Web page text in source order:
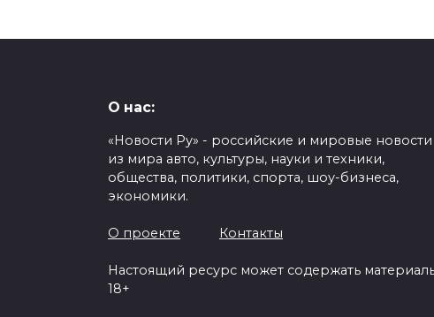
О нас:
«Новости Ру» - российские и мировые новости
из мира авто, культуры, науки и техники,
общества, политики, спорта, шоу-бизнеса,
экономики.
О проекте Контакты
Настоящий ресурс может содержать
18+